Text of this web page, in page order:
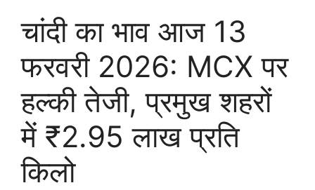
चांदी का भाव आज 13
फरवरी 2026: MCX पर
हल्की तेजी, प्रमुख शहरों
में ₹2.95 लाख प्रति
किलो